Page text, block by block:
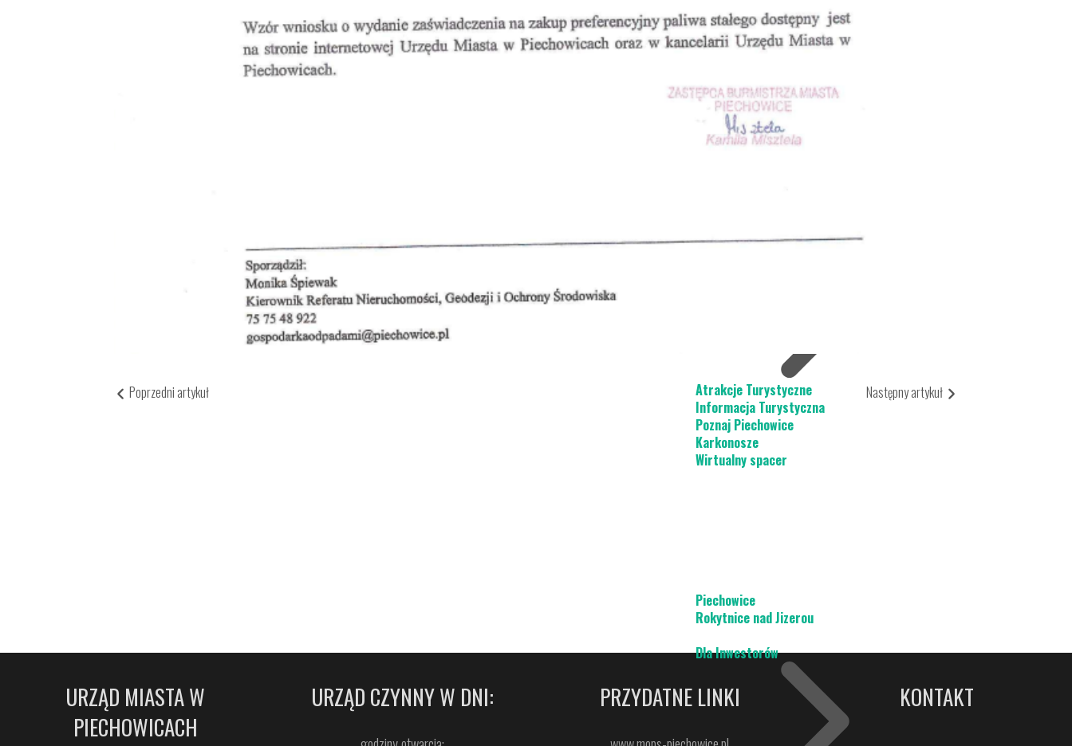
Projekty
Dla Turysty
Atrakcje Turystyczne
Informacja Turystyczna
Poznaj Piechowice
Karkonosze
Wirtualny spacer
Piechowice
Rokytnice nad Jizerou
Dla Inwestorów
Poprzedni artykuł Następny artykuł
URZĄD MIASTA W
PIECHOWICACH
URZĄD CZYNNY W DNI: PRZYDATNE LINKI KONTAKT